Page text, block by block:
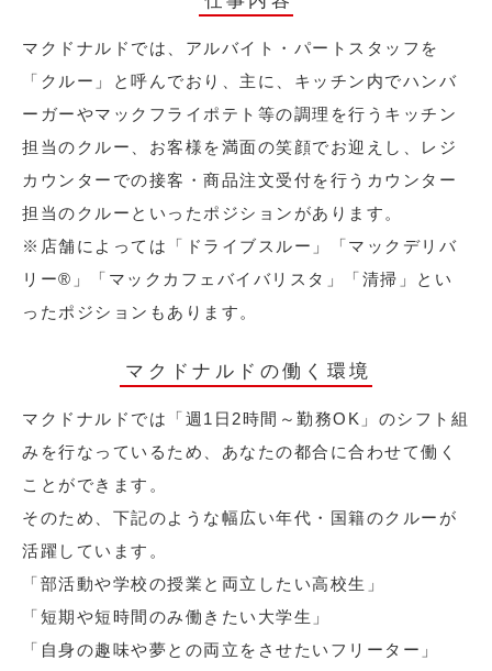
マクドナルドでは、アルバイト・パートスタッフを
「クルー」と呼んでおり、主に、キッチン内でハンバ
ーガーやマックフライポテト等の調理を行うキッチン
担当のクルー、お客様を満面の笑顔でお迎えし、レジ
カウンターでの接客・商品注文受付を行うカウンター
担当のクルーといったポジションがあります。
※店舗によっては「ドライブスルー」「マックデリバ
リー®︎」「マックカフェバイバリスタ」「清掃」とい
ったポジションもあります。
マクドナルドの働く環境
マクドナルドでは「週1日2時間～勤務OK」のシフト組
みを行なっているため、あなたの都合に合わせて働く
ことができます。
そのため、下記のような幅広い年代・国籍のクルーが
活躍しています。
「部活動や学校の授業と両立したい高校生」
「短期や短時間のみ働きたい大学生」
「自身の趣味や夢との両立をさせたいフリーター」